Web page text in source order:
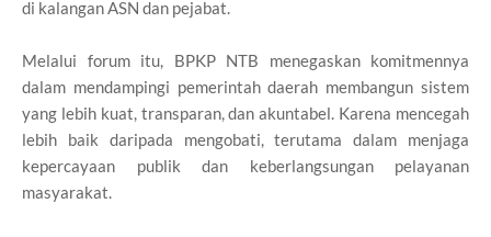
di kalangan ASN dan pejabat.
Melalui forum itu, BPKP NTB menegaskan komitmennya
dalam mendampingi pemerintah daerah membangun sistem
yang lebih kuat, transparan, dan akuntabel. Karena mencegah
lebih baik daripada mengobati, terutama dalam menjaga
kepercayaan publik dan keberlangsungan pelayanan
masyarakat.